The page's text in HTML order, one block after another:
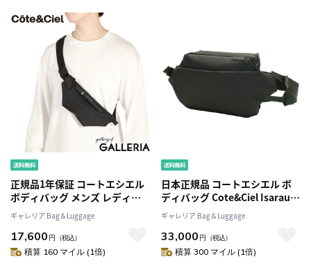
正規品1年保証 コートエシエル
ボディバッグ メンズ レディー
ス Cote&Ciel ブランド かっこ
いい 小さめ 小さい ミニショル
ダーバッグ 斜めがけバッグ ウ
エストバッグ 黒 2.6L Adda
ギャレリア Bag＆Luggage
17,600 円 （税込）
積算 160 マイル (1倍)
日本正規品 コートエシエル ボ
ディバッグ Cote&Ciel Isarau
Eco Yarn エコヤーン 斜め掛け
ワンショルダー コンパクト メ
ンズ レディース CC-28499 CC-
28500
ギャレリア Bag＆Luggage
33,000 円 （税込）
積算 300 マイル (1倍)